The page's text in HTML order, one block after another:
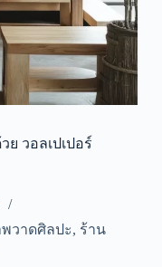
ย วอลเปเปอร์
วาดศิลปะ, ร้าน